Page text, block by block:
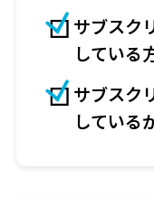
サブスク
している
サブスク
している